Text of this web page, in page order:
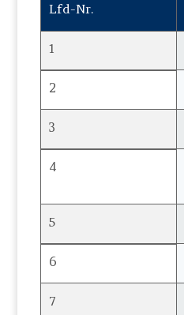
Lfd-Nr.
1
2
3
4
5
6
7